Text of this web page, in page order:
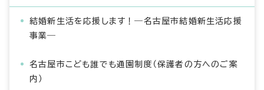
結婚新生活を応援します！―名古屋市結婚新生活応援
事業―
名古屋市こども誰でも通園制度（保護者の方へのご案
内）